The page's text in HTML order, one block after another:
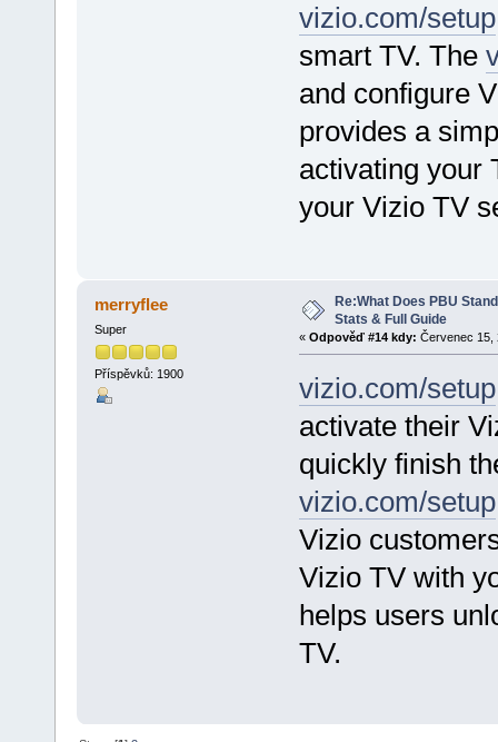
vizio.com/setup
smart TV. The
and configure
provides a
activating your
your Vizio TV
merryflee
Super
Příspěvků: 1900
Re:What Does PBU
Stats & Full Guide
« Odpověď #14 kdy: Červenec 15,
vizio.com/setup
activate their
quickly finish
vizio.com/setup
Vizio
Vizio TV with
helps users
TV.